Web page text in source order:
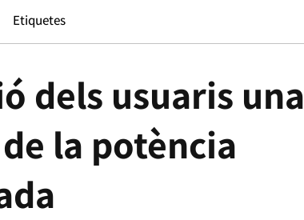
Etiquetes
dels usuaris una
la potència